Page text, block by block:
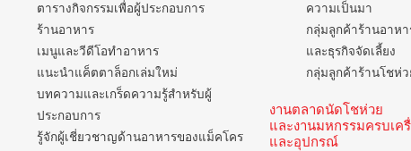
ตารางกิจกรรมเพื่อผู้ประกอบการ
ร้านอาหาร
เมนูและวีดีโอทำอาหาร
แนะนำแค็ตตาล็อกเล่มใหม่
บทความและเกร็ดความรู้สำหรับผู้
ประกอบการ
รู้จักผู้เชี่ยวชาญด้านอาหารของแม็คโคร
ความเป็นมา
กลุ่มลูกค้าร้านอาหา
และธุรกิจจัดเลี้ยง
กลุ่มลูกค้าร้านโชห่ว
งานตลาดนัดโชห่วย
และงานมหกรรมครบเครื่
และอุปกรณ์